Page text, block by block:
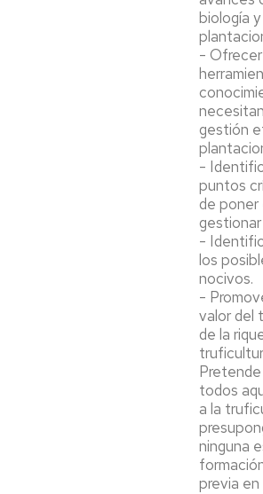
biología
- Ofrecer
gestión
-
puntos
de poner
-
los
nocivos.
-
valor del
de la
todos
a la
ninguna
previa